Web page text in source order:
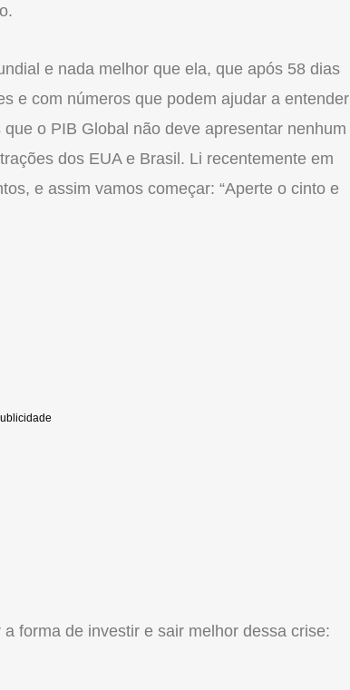
e nada melhor que ela, que após 58 dias
e com números que podem ajudar a entender
o PIB Global não deve apresentar nenhum
dos EUA e Brasil. Li recentemente em
e assim vamos começar: “Aperte o cinto e
forma de investir e sair melhor dessa crise: